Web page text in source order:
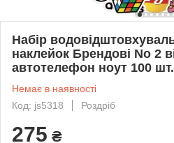
Набір
наклейок Брендові No 2
автотелефон ноут 100 шт.
Немає в наявності
Код: js5318
Роздріб
275 ₴